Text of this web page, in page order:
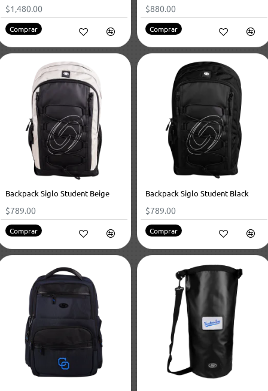
$1,480.00
Comprar
$880.00
Comprar
Backpack Siglo Student Beige
$789.00
Comprar
Backpack Siglo Student Black
$789.00
Comprar